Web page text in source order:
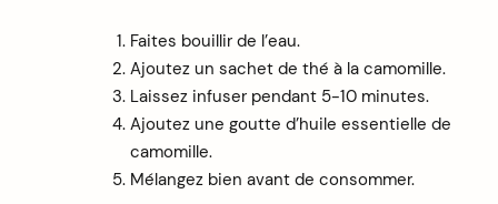
Faites bouillir de l’eau.
Ajoutez un sachet de thé à la camomille.
Laissez infuser pendant 5-10 minutes.
Ajoutez une goutte d’huile essentielle de
camomille.
Mélangez bien avant de consommer.